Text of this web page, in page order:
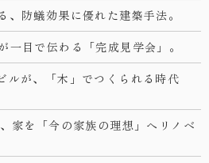
防蟻効果に優れた建築手法。
目で伝わる「完成見学会」。
ルが、「木」でつくられる時代
家を「今の家族の理想」へリノベ